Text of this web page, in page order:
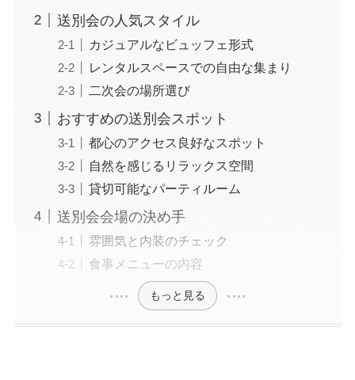
送別会の人気スタイル
カジュアルなビュッフェ形式
レンタルスペースでの自由な集まり
二次会の場所選び
おすすめの送別会スポット
都心のアクセス良好なスポット
自然を感じるリラックス空間
貸切可能なパーティルーム
送別会会場の決め手
雰囲気と内装のチェック
食事メニューの内容
もっと見る